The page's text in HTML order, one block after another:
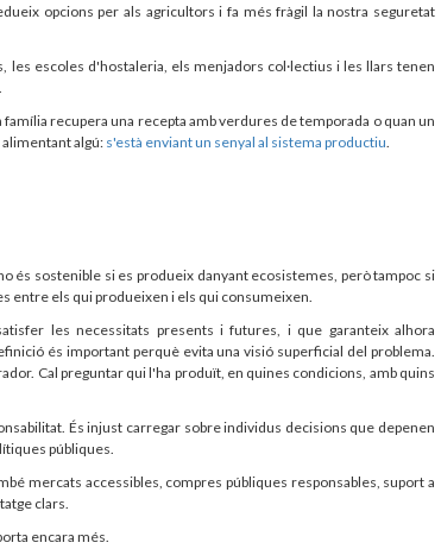
opcions per als agricultors i fa més fràgil la nostra seguretat
les escoles d'hostaleria, els menjadors col·lectius i les llars tenen
recupera una recepta amb verdures de temporada o quan un
algú: s'està enviant un senyal al sistema productiu
és sostenible si es produeix danyant ecosistemes, però tampoc si
entre els qui produeixen i els qui consumeixen.
les necessitats presents i futures, i que garanteix alhora
és important perquè evita una visió superficial del problema.
Cal preguntar qui l'ha produït, en quines condicions, amb quins
És injust carregar sobre individus decisions que depenen
públiques.
mercats accessibles, compres públiques responsables, suport a
clars.
encara més.